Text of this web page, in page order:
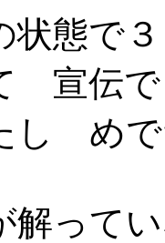
状態で
宣伝
し めで
って